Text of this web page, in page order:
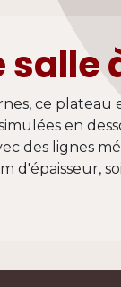
salle
ce
en
des lignes
d'épaisseur,